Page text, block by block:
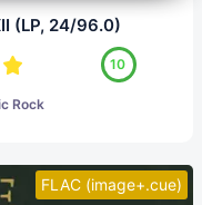
(LP, 24/96.0)
10
Rock
FLAC (image+.cue)